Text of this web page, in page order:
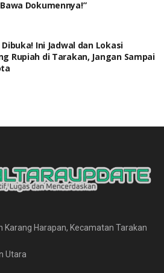
Dokumennya!”
Ini Jadwal dan Lokasi
Rupiah di Tarakan, Jangan Sampai
Karang Harapan, Kecamatan Tarakan
Utara